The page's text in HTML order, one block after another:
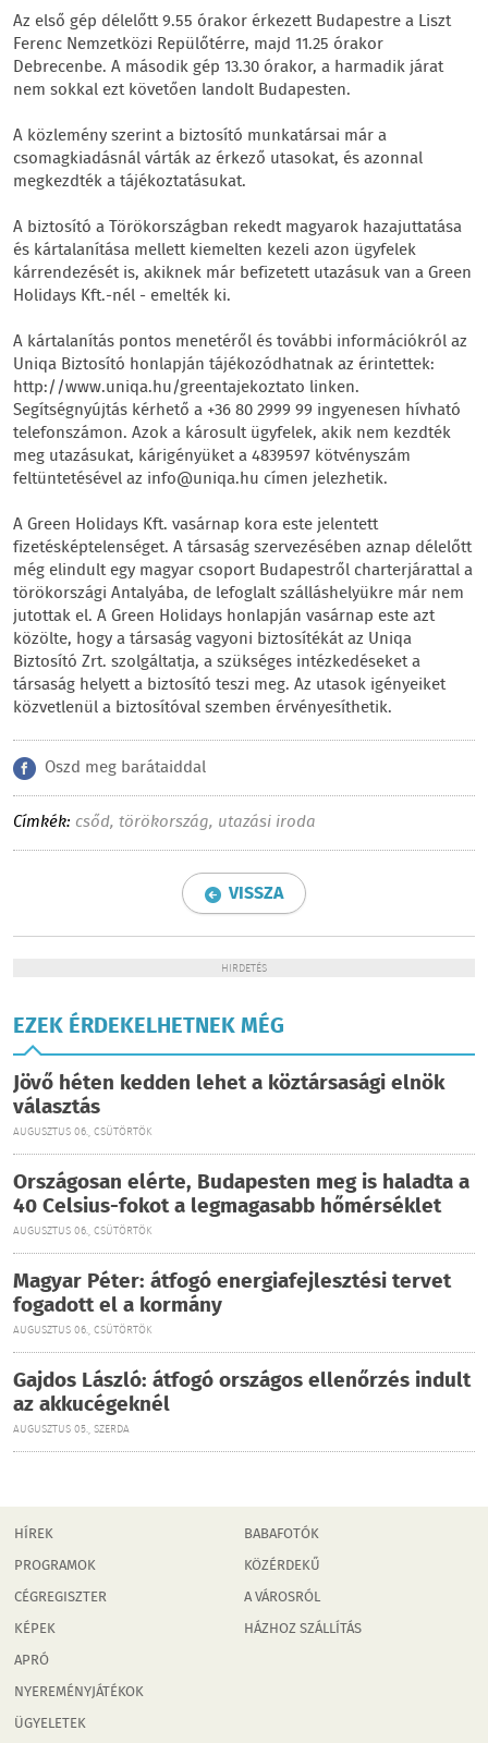
Az első gép délelőtt 9.55 órakor érkezett Budapestre a Liszt
Ferenc Nemzetközi Repülőtérre, majd 11.25 órakor
Debrecenbe. A második gép 13.30 órakor, a harmadik járat
nem sokkal ezt követően landolt Budapesten.
A közlemény szerint a biztosító munkatársai már a
csomagkiadásnál várták az érkező utasokat, és azonnal
megkezdték a tájékoztatásukat.
A biztosító a Törökországban rekedt magyarok hazajuttatása
és kártalanítása mellett kiemelten kezeli azon ügyfelek
kárrendezését is, akiknek már befizetett utazásuk van a Green
Holidays Kft.-nél - emelték ki.
A kártalanítás pontos menetéről és további információkról az
Uniqa Biztosító honlapján tájékozódhatnak az érintettek:
http://www.uniqa.hu/greentajekoztato linken.
Segítségnyújtás kérhető a +36 80 2999 99 ingyenesen hívható
telefonszámon. Azok a károsult ügyfelek, akik nem kezdték
meg utazásukat, kárigényüket a 4839597 kötvényszám
feltüntetésével az info@uniqa.hu címen jelezhetik.
A Green Holidays Kft. vasárnap kora este jelentett
fizetésképtelenséget. A társaság szervezésében aznap délelőtt
még elindult egy magyar csoport Budapestről charterjárattal a
törökországi Antalyába, de lefoglalt szálláshelyükre már nem
jutottak el. A Green Holidays honlapján vasárnap este azt
közölte, hogy a társaság vagyoni biztosítékát az Uniqa
Biztosító Zrt. szolgáltatja, a szükséges intézkedéseket a
társaság helyett a biztosító teszi meg. Az utasok igényeiket
közvetlenül a biztosítóval szemben érvényesíthetik.
Oszd meg barátaiddal
Címkék: csőd, törökország, utazási iroda
VISSZA
HIRDETÉS
EZEK ÉRDEKELHETNEK MÉG
Jövő héten kedden lehet a köztársasági elnök
választás
AUGUSZTUS 06., CSÜTÖRTÖK
Országosan elérte, Budapesten meg is haladta a
40 Celsius-fokot a legmagasabb hőmérséklet
AUGUSZTUS 06., CSÜTÖRTÖK
Magyar Péter: átfogó energiafejlesztési tervet
fogadott el a kormány
AUGUSZTUS 06., CSÜTÖRTÖK
Gajdos László: átfogó országos ellenőrzés indult
az akkucégeknél
AUGUSZTUS 05., SZERDA
HÍREK
PROGRAMOK
CÉGREGISZTER
KÉPEK
APRÓ
NYEREMÉNYJÁTÉKOK
ÜGYELETEK
BABAFOTÓK
KÖZÉRDEKŰ
A VÁROSRÓL
HÁZHOZ SZÁLLÍTÁS